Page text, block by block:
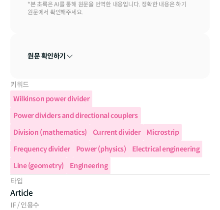
*본 초록은 AI를 통해 원문을 번역한 내용입니다. 정확한 내용은 하기
원문에서 확인해주세요.
원문 확인하기
키워드
Wilkinson power divider
Power dividers and directional couplers
Division (mathematics)
Current divider
Microstrip
Frequency divider
Power (physics)
Electrical engineering
Line (geometry)
Engineering
타입
Article
IF / 인용수